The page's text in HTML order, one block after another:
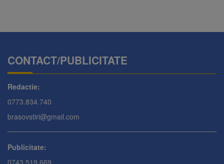
CONTACT/PUBLICITATE
Redactie:
0773.834.740
brasovstiri@gmail.com
Publicitate: